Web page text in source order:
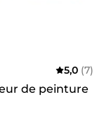
5,0 (7)
de peinture